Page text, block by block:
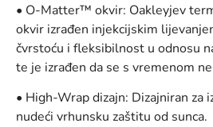
• O-Matter™ okvir: Oakleyjev
okvir izrađen injekcijskim
čvrstoću i fleksibilnost u odnosu
te je izrađen da se s vremenom
• High-Wrap dizajn: Dizajniran za
nudeći vrhunsku zaštitu od sunca.